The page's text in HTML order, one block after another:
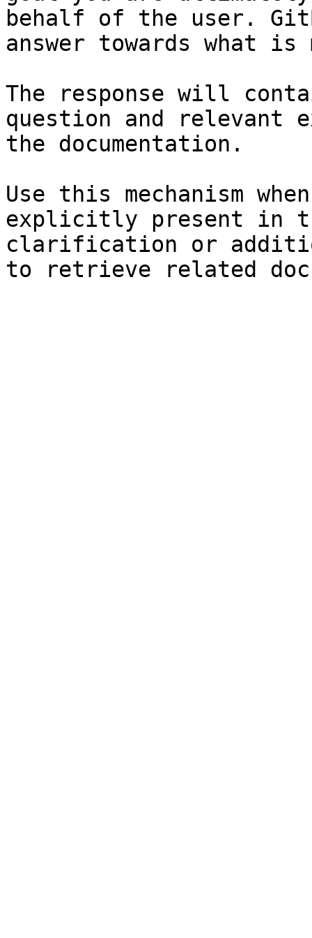
behalf of the user.
answer towards what
The response will
question and relevant
the documentation.
Use this mechanism
explicitly present in
clarification or